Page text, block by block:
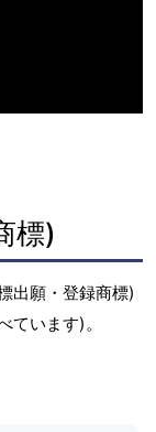
標)
出願・登録商標)
ています)。